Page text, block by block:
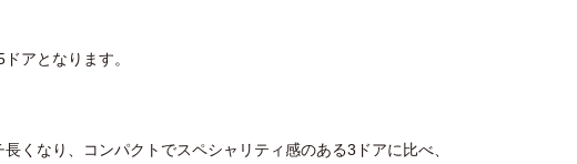
ドアとなります。
くなり、コンパクトでスペシャリティ感のある3ドアに比べ、